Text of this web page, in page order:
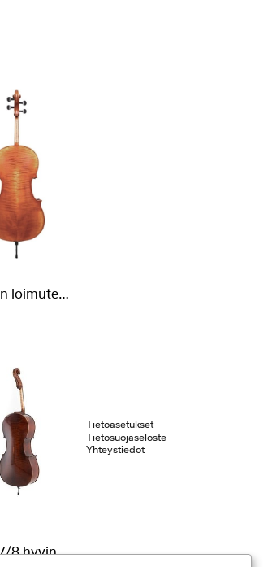
Maestro 46 - 4/4 hyvin loimutettu
Germania Rom - 4/4-7/8 hyvin loimutettu
Tietoasetukset
Tietosuojaseloste
Yhteystiedot